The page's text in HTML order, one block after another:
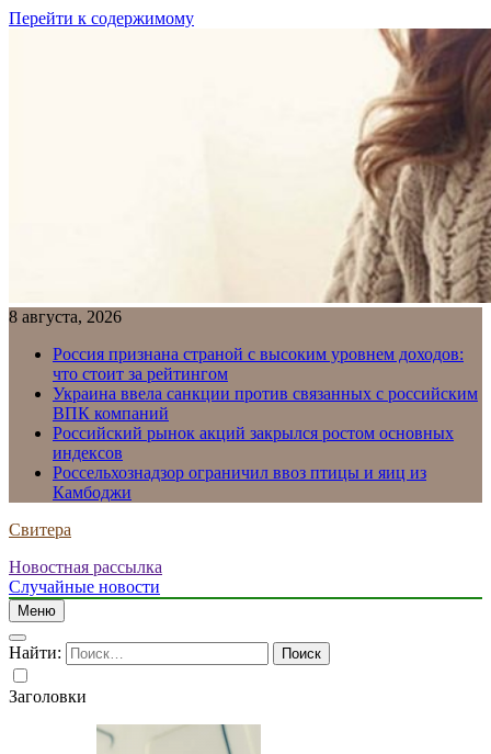
Перейти к содержимому
8 августа, 2026
Россия признана страной с высоким уровнем доходов:
что стоит за рейтингом
Украина ввела санкции против связанных с российским
ВПК компаний
Российский рынок акций закрылся ростом основных
индексов
Россельхознадзор ограничил ввоз птицы и яиц из
Камбоджи
Свитера
Новостная рассылка
Случайные новости
Меню
Найти:
Заголовки